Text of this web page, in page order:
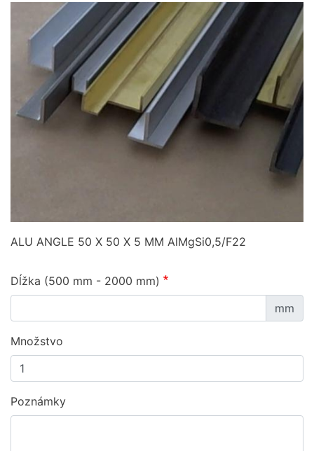
ALU ANGLE 50 X 50 X 5 MM AlMgSi0,5/F22
Dĺžka (500 mm - 2000 mm)
mm
Množstvo
Poznámky